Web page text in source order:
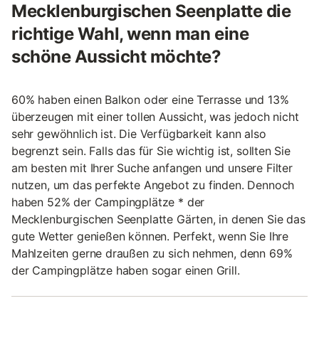
Mecklenburgischen Seenplatte die
richtige Wahl, wenn man eine
schöne Aussicht möchte?
60% haben einen Balkon oder eine Terrasse und 13%
überzeugen mit einer tollen Aussicht, was jedoch nicht
sehr gewöhnlich ist. Die Verfügbarkeit kann also
begrenzt sein. Falls das für Sie wichtig ist, sollten Sie
am besten mit Ihrer Suche anfangen und unsere Filter
nutzen, um das perfekte Angebot zu finden. Dennoch
haben 52% der Campingplätze * der
Mecklenburgischen Seenplatte Gärten, in denen Sie das
gute Wetter genießen können. Perfekt, wenn Sie Ihre
Mahlzeiten gerne draußen zu sich nehmen, denn 69%
der Campingplätze haben sogar einen Grill.